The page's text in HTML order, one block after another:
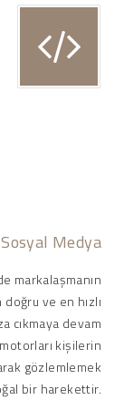
Sosyal Medya
markalaşmanın
doğru ve en hızlı
cıkmaya devam
kişilerin
gözlemlemek
bir harekettir.